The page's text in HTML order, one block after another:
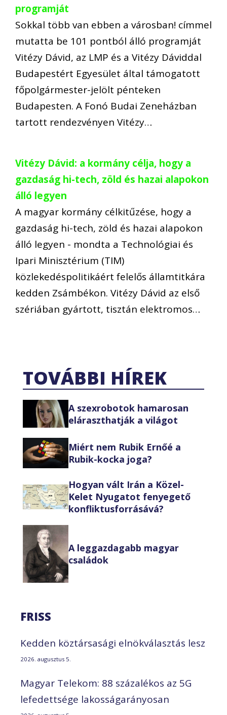
programját
Sokkal több van ebben a városban! címmel
mutatta be 101 pontból álló programját
Vitézy Dávid, az LMP és a Vitézy Dáviddal
Budapestért Egyesület által támogatott
főpolgármester-jelölt pénteken
Budapesten. A Fonó Budai Zeneházban
tartott rendezvényen Vitézy…
Vitézy Dávid: a kormány célja, hogy a
gazdaság hi-tech, zöld és hazai alapokon
álló legyen
A magyar kormány célkitűzése, hogy a
gazdaság hi-tech, zöld és hazai alapokon
álló legyen - mondta a Technológiai és
Ipari Minisztérium (TIM)
közlekedéspolitikáért felelős államtitkára
kedden Zsámbékon. Vitézy Dávid az első
szériában gyártott, tisztán elektromos…
TOVÁBBI HÍREK
A szexrobotok hamarosan
eláraszthatják a világot
Miért nem Rubik Ernőé a
Rubik-kocka joga?
Hogyan vált Irán a Közel-
Kelet Nyugatot fenyegető
konfliktusforrásává?
A leggazdagabb magyar
családok
FRISS
Kedden köztársasági elnökválasztás lesz
2026. augusztus 5.
Magyar Telekom: 88 százalékos az 5G
lefedettsége lakosságarányosan